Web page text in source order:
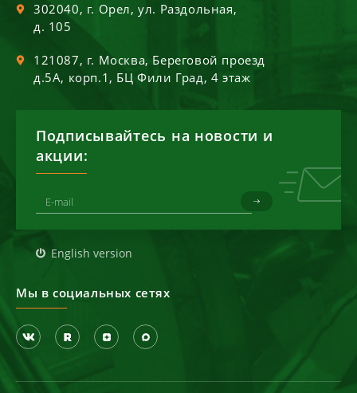
302040, г. Орел,ул. Раздольная,
д. 105
121087, г. Москва, Береговой проезд
д.5А, корп.1, БЦ Фили Град, 4 этаж
Подписывайтесь на новости и
акции:
English version
Мы в социальных сетях